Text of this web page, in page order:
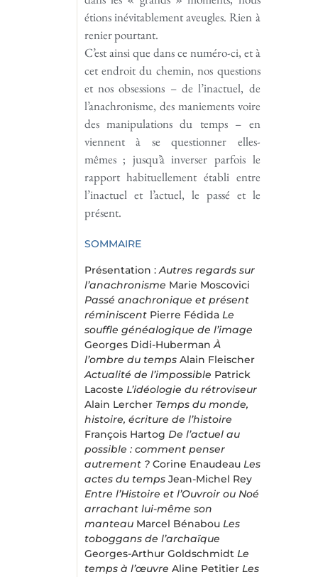
étions inévitablement aveugles. Rien à
renier pourtant.
C’est ainsi que dans ce numéro-ci, et à
cet endroit du chemin, nos questions
et nos obsessions – de l’inactuel, de
l’anachronisme, des maniements voire
des manipulations du temps – en
viennent à se questionner elles-
mêmes ; jusqu’à inverser parfois le
rapport habituellement établi entre
l’inactuel et l’actuel, le passé et le
présent.
SOMMAIRE
Présentation :Autres regards sur
l’anachronisme Marie Moscovici
Passé anachronique et présent
réminiscent Pierre Fédida Le
souffle généalogique de l’image
Georges Didi-HubermanÀ
l’ombre du temps Alain Fleischer
Actualité de l’impossible Patrick
Lacoste L’idéologie du rétroviseur
Alain Lercher Temps du monde,
histoire, écriture de l’histoire
François Hartog De l’actuel au
possible : comment penser
autrement ? Corine Enaudeau Les
actes du temps Jean-Michel Rey
Entre l’Histoire et l’Ouvroir ou Noé
arrachant lui-même son
manteau Marcel Bénabou Les
toboggans de l’archaïque
Georges-Arthur Goldschmidt Le
temps à l’œuvre Aline Petitier Les